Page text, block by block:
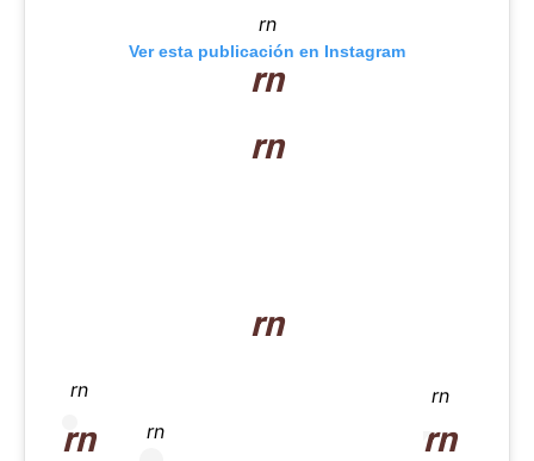
rn
Ver esta publicación en Instagram
rn
rn
rn
rn
rn
rn
rn
rn